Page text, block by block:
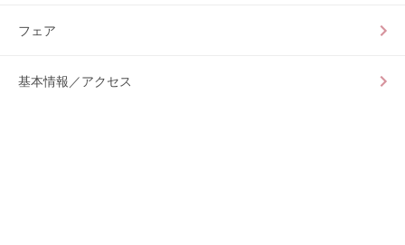
フェア
基本情報／アクセス